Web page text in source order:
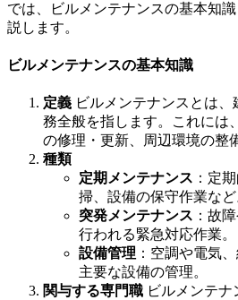
では、ビルメンテナンスの基本知
説します。
ビルメンテナンスの基本知識
定義 ビルメンテナンスとは
務全般を指します。これには
の修理・更新、周辺環境の整
種類
定期メンテナンス ：定
掃、設備の保守作業など
突発メンテナンス ：故
行われる緊急対応作業。
設備管理 ：空調や電気
主要な設備の管理。
関与する専門職 ビルメンテナ